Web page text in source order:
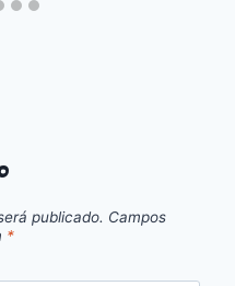
publicado. Campos
*